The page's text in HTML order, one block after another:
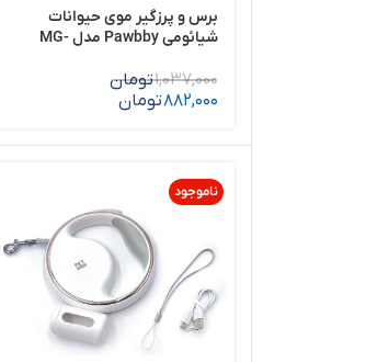
برس و پرزگیر موی حیوانات
شیائومی Pawbby مدل MG-
1,037,000تومان
882,000تومان
ناموجود